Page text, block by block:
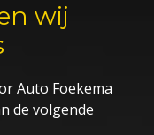
wij
Auto Foekema
de volgende